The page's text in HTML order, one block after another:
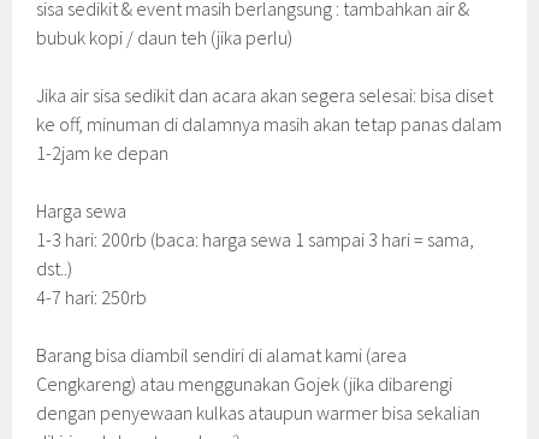
sisa sedikit & event masih berlangsung : tambahkan air &
bubuk kopi / daun teh (jika perlu)
Jika air sisa sedikit dan acara akan segera selesai: bisa diset
ke off, minuman di dalamnya masih akan tetap panas dalam
1-2jam ke depan
Harga sewa
1-3 hari: 200rb (baca: harga sewa 1 sampai 3 hari = sama,
dst..)
4-7 hari: 250rb
Barang bisa diambil sendiri di alamat kami (area
Cengkareng) atau menggunakan Gojek (jika dibarengi
dengan penyewaan kulkas ataupun warmer bisa sekalian